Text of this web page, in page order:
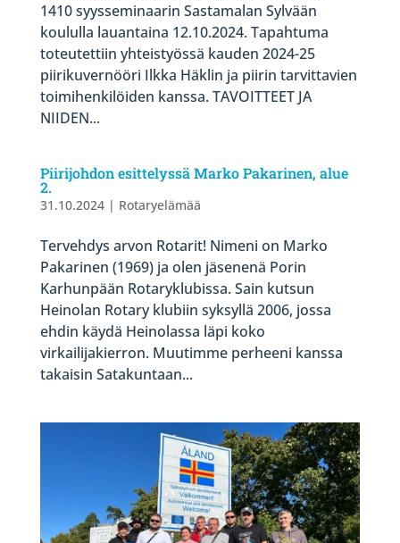
1410 syysseminaarin Sastamalan Sylvään
koululla lauantaina 12.10.2024. Tapahtuma
toteutettiin yhteistyössä kauden 2024-25
piirikuvernööri Ilkka Häklin ja piirin tarvittavien
toimihenkilöiden kanssa. TAVOITTEET JA
NIIDEN...
Piirijohdon esittelyssä Marko Pakarinen, alue
2.
31.10.2024| Rotaryelämää
Tervehdys arvon Rotarit! Nimeni on Marko
Pakarinen (1969) ja olen jäsenenä Porin
Karhunpään Rotaryklubissa. Sain kutsun
Heinolan Rotary klubiin syksyllä 2006, jossa
ehdin käydä Heinolassa läpi koko
virkailijakierron. Muutimme perheeni kanssa
takaisin Satakuntaan...